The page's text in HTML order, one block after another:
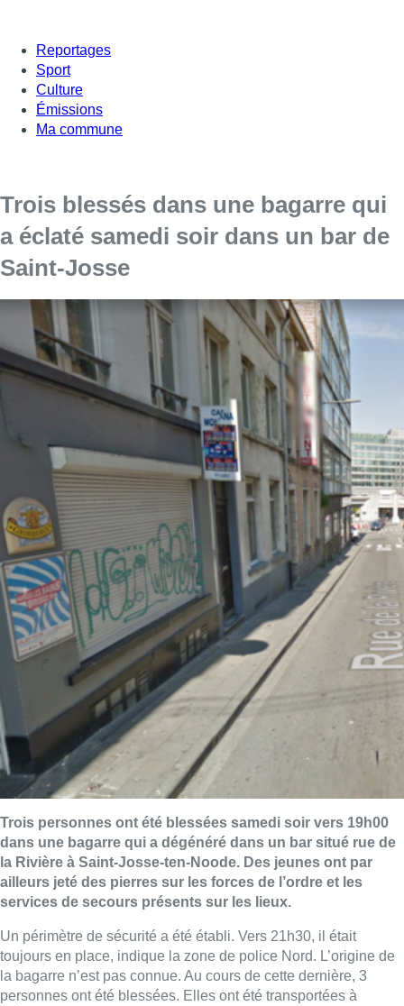
Reportages
Sport
Culture
Émissions
Ma commune
Trois blessés dans une bagarre qui
a éclaté samedi soir dans un bar de
Saint-Josse
Trois personnes ont été blessées samedi soir vers 19h00
dans une bagarre qui a dégénéré dans un bar situé rue de
la Rivière à Saint-Josse-ten-Noode. Des jeunes ont par
ailleurs jeté des pierres sur les forces de l’ordre et les
services de secours présents sur les lieux.
Un périmètre de sécurité a été établi. Vers 21h30, il était
toujours en place, indique la zone de police Nord. L’origine de
la bagarre n’est pas connue. Au cours de cette dernière, 3
personnes ont été blessées. Elles ont été transportées à